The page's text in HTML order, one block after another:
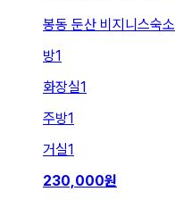
봉동 둔산 비지니스숙소
방1
화장실1
주방1
거실1
230,000원